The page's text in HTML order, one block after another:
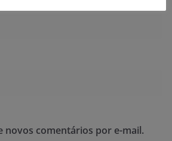
novos comentários por e-mail.